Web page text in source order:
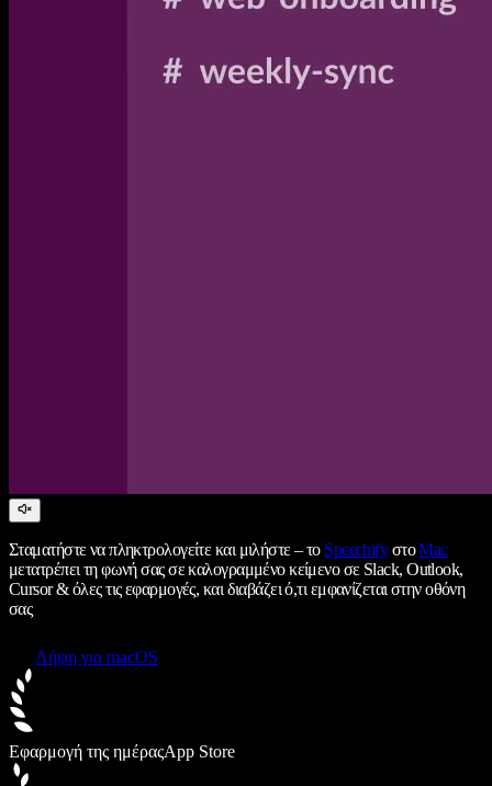
Σταματήστε να πληκτρολογείτε και μιλήστε – το SpeechifyστοMac
μετατρέπει τη φωνή σας σε καλογραμμένο κείμενο σε Slack, Outlook,
Cursor & όλες τις εφαρμογές, και διαβάζει ό,τι εμφανίζεται στην οθόνη
σας
Λήψη για macOS
Εφαρμογή της ημέραςApp Store